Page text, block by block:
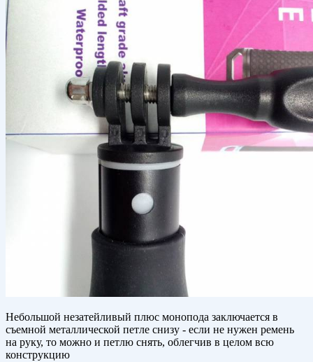
Небольшой незатейливый плюс монопода заключается в
съемной металлической петле снизу - если не нужен ремень
на руку, то можно и петлю снять, облегчив в целом всю
конструкцию